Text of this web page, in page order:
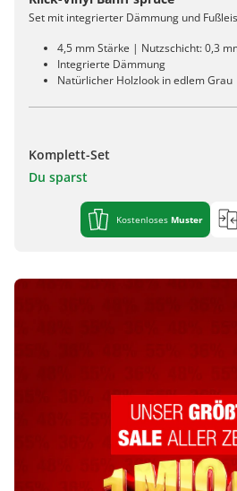
Set mit integrierter Dämmung und
4,5 mm Stärke | Nutzschicht: 0,3
Integrierte Dämmung
Natürlicher Holzlook in edlem Grau
Komplett-Set
Du sparst
Kostenloses Muster